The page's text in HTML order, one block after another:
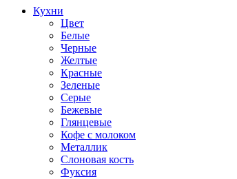
Кухни
Цвет
Белые
Черные
Желтые
Красные
Зеленые
Серые
Бежевые
Глянцевые
Кофе с молоком
Металлик
Слоновая кость
Фуксия